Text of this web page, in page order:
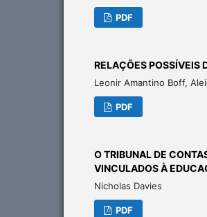
PDF
RELAÇÕES POSSÍVEIS
Leonir Amantino Boff,
PDF
O TRIBUNAL DE
VINCULADOS À
Nicholas Davies
PDF